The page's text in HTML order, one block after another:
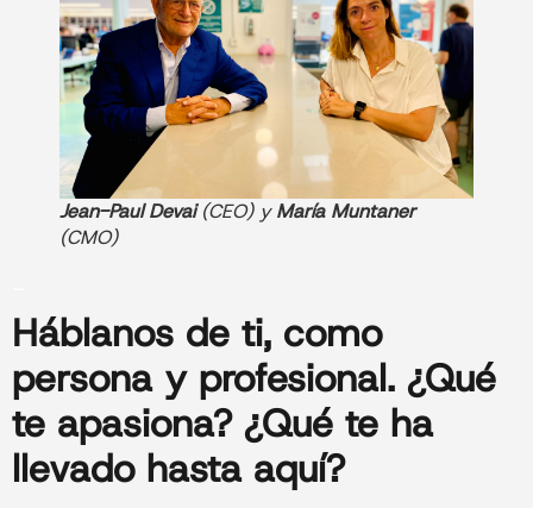
Jean-Paul Devai(CEO) yMaría Muntaner
(CMO)
Háblanos de ti, como
persona y profesional. ¿Qué
te apasiona? ¿Qué te ha
llevado hasta aquí?